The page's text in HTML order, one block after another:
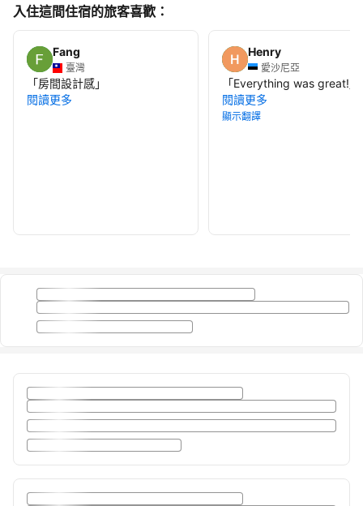
入住這間住宿的旅客喜歡：
Fang
臺灣
「房間設計感」
閱讀更多
Henry
愛沙尼亞
「Everything was great!
閱讀更多
顯示翻譯